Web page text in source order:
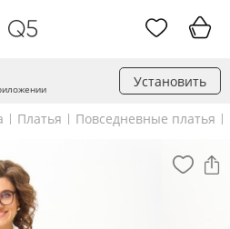
Установить
Платья Повседневные платья